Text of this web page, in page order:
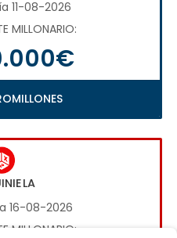
11-08-2026
MILLONARIO:
16-08-2026
MILLONARIO: